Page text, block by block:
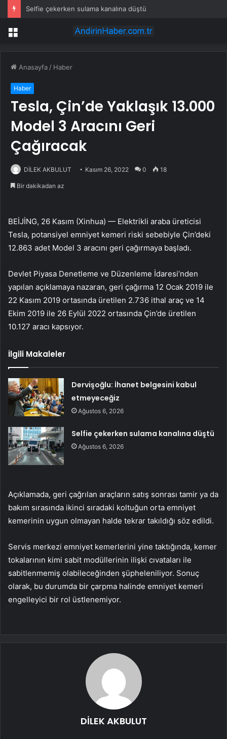
Selfie çekerken sulama kanalına düştü
Menü
Anasayfa / Haber
Haber
Tesla, Çin’de Yaklaşık 13.000
Model 3 Aracını Geri
Çağıracak
DİLEK AKBULUT Kasım 26, 2022 0 18
Bir dakikadan az
BEİJİNG, 26 Kasım (Xinhua) — Elektrikli araba üreticisi
Tesla, potansiyel emniyet kemeri riski sebebiyle Çin’deki
12.863 adet Model 3 aracını geri çağırmaya başladı.
Devlet Piyasa Denetleme ve Düzenleme İdaresi’nden
yapılan açıklamaya nazaran, geri çağırma 12 Ocak 2019 ile
22 Kasım 2019 ortasında üretilen 2.736 ithal araç ve 14
Ekim 2019 ile 26 Eylül 2022 ortasında Çin’de üretilen
10.127 aracı kapsıyor.
İlgili Makaleler
Dervişoğlu: İhanet belgesini kabul
etmeyeceğiz
Ağustos 6, 2026
Selfie çekerken sulama kanalına düştü
Ağustos 6, 2026
Açıklamada, geri çağrılan araçların satış sonrası tamir ya da
bakım sırasında ikinci sıradaki koltuğun orta emniyet
kemerinin uygun olmayan halde tekrar takıldığı söz edildi.
Servis merkezi emniyet kemerlerini yine taktığında, kemer
tokalarının kimi sabit modüllerinin ilişki cıvataları ile
sabitlenmemiş olabileceğinden şüpheleniliyor. Sonuç
olarak, bu durumda bir çarpma halinde emniyet kemeri
engelleyici bir rol üstlenemiyor.
DİLEK AKBULUT